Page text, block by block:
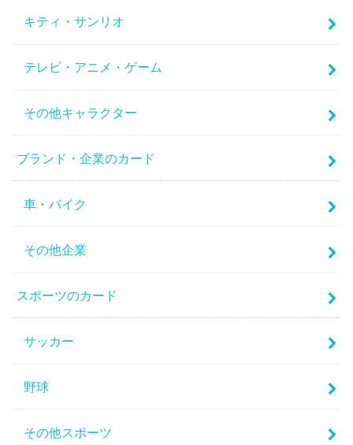
キティ・サンリオ
テレビ・アニメ・ゲーム
その他キャラクター
ブランド・企業のカード
車・バイク
その他企業
スポーツのカード
サッカー
野球
その他スポーツ